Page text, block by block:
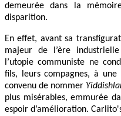
demeurée dans la
disparition.
En effet, avant sa
majeur de l’ère
l’utopie communiste ne
fils, leurs compagnes, à
convenu de nommer
plus misérables, emmurée
espoir d’amélioration.